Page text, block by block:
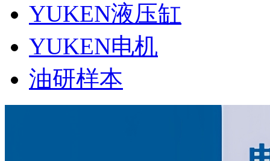
YUKEN液压缸
YUKEN电机
油研样本